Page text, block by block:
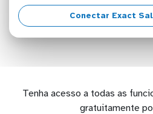
Conectar Exact
Tenha acesso a todas as
gratuitamente